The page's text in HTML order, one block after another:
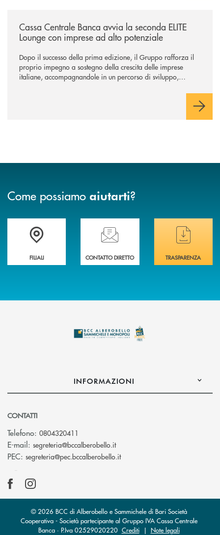
Cassa Centrale Banca avvia la seconda ELITE
Lounge con imprese ad alto potenziale
Dopo il successo della prima edizione, il Gruppo rafforza il
proprio impegno a sostegno della crescita delle imprese
italiane, accompagnandole in un percorso di sviluppo,
Come possiamo aiutarti?
Trova la filiale più vicina a te
FILIALI
Hai bisogno di assistenza immediata ?
CONTATTO DIRETTO
Hai bisogno di
TRASPARENZA
INFORMAZIONI
CONTATTI
Telefono: 0804320411
E-mail: segreteria@bccalberobello.it(si apre l’app di posta
PEC: segreteria@pec.bccalberobello.it(si apre l’app di posta
© 2026 BCC di Alberobello e Sammichele di Bari Società
Cooperativa - Società partecipante al Gruppo IVA Cassa Centrale
Banca · P.Iva 02529020220 Crediti| Note legali